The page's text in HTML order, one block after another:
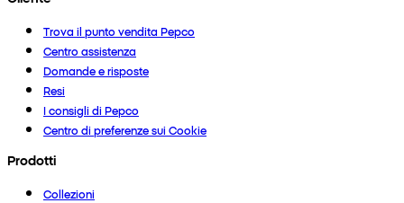
Trova il punto vendita Pepco
Centro assistenza
Domande e risposte
Resi
I consigli di Pepco
Centro di preferenze sui Cookie
Prodotti
Collezioni